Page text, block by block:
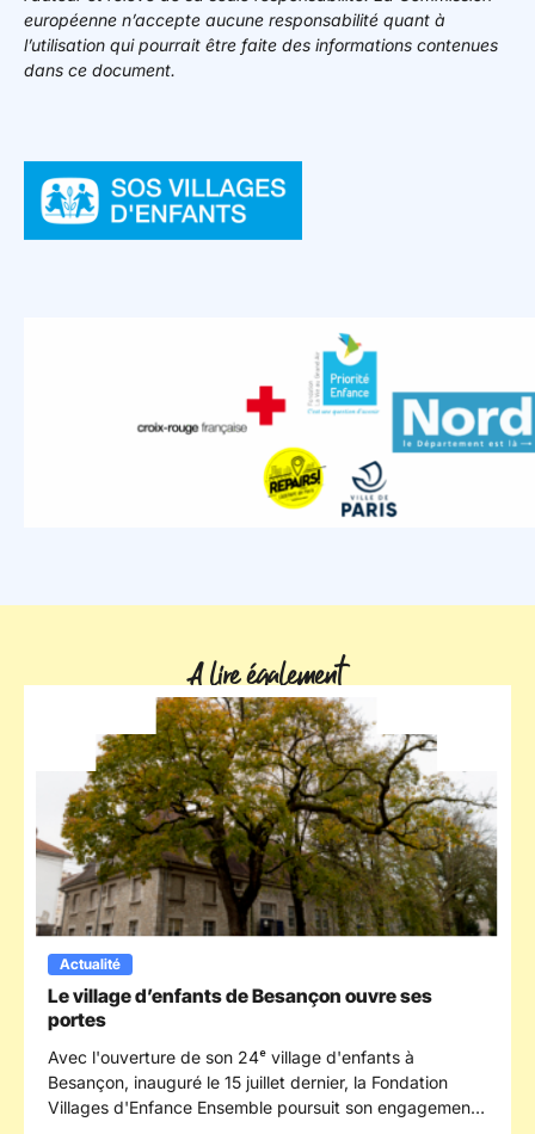
européenne n’accepte aucune responsabilité quant à
l’utilisation qui pourrait être faite des informations contenues
dans ce document.
A lire également
Actualité
Le village d’enfants de Besançon ouvre ses
portes
Avec l'ouverture de son 24ᵉ village d'enfants à
Besançon, inauguré le 15 juillet dernier, la Fondation
Villages d'Enfance Ensemble poursuit son engagement